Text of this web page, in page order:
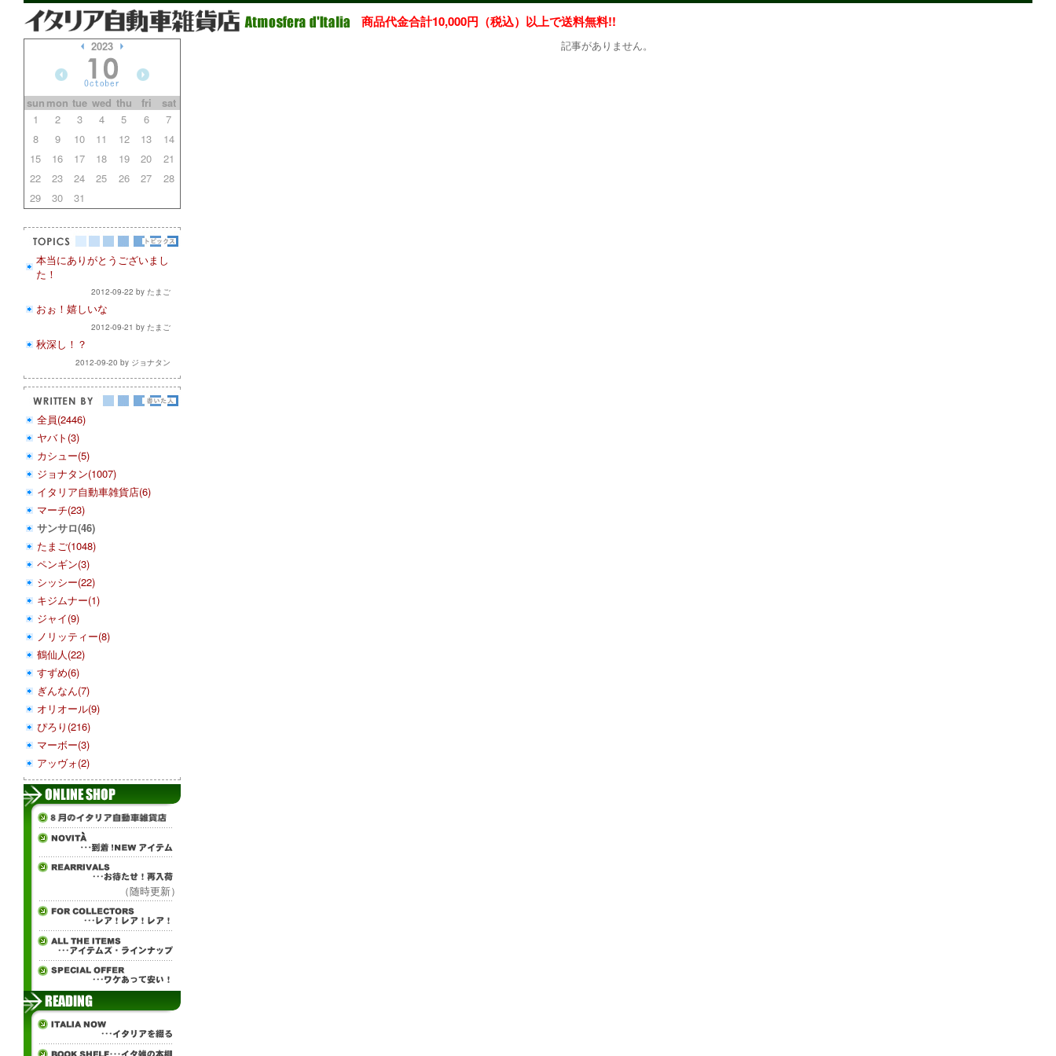
商品代金合計10,000円（税込）以上で送料無料!!
2023
sun mon tue wed thu fri
sat
1
2 3 4 5 6
7
8
9 10 11 12 13
14
15
16 17 18 19 20
21
22
23 24 25 26 27
28
29
30 31
本当にありがとうございまし
た！
2012-09-22 by たまご
おぉ！嬉しいな
2012-09-21 by たまご
秋深し！？
2012-09-20 by ジョナタン
全員(2446)
ヤバト(3)
カシュー(5)
ジョナタン(1007)
イタリア自動車雑貨店(6)
マーチ(23)
サンサロ(46)
たまご(1048)
ペンギン(3)
シッシー(22)
キジムナー(1)
ジャイ(9)
ノリッティー(8)
鶴仙人(22)
すずめ(6)
ぎんなん(7)
オリオール(9)
ぴろり(216)
マーボー(3)
アッヴォ(2)
（随時更新）
記事がありません。